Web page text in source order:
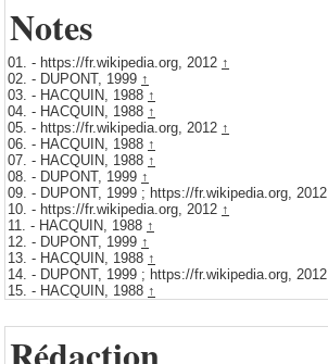
Notes
01. - https://fr.wikipedia.org, 2012 ↑
02. - DUPONT, 1999 ↑
03. - HACQUIN, 1988 ↑
04. - HACQUIN, 1988 ↑
05. - https://fr.wikipedia.org, 2012 ↑
06. - HACQUIN, 1988 ↑
07. - HACQUIN, 1988 ↑
08. - DUPONT, 1999 ↑
09. - DUPONT, 1999 ; https://fr.wikipedia.org, 2012
10. - https://fr.wikipedia.org, 2012 ↑
11. - HACQUIN, 1988 ↑
12. - DUPONT, 1999 ↑
13. - HACQUIN, 1988 ↑
14. - DUPONT, 1999 ; https://fr.wikipedia.org, 2012
15. - HACQUIN, 1988 ↑